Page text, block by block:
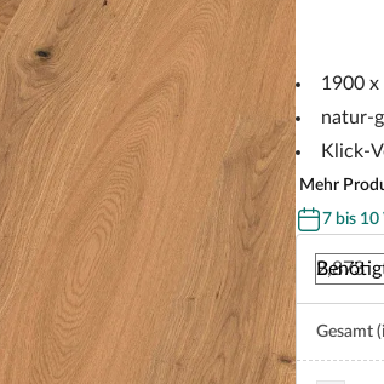
1900 x
natur-
Klick-
Mehr
7 bis 10
Gesamt